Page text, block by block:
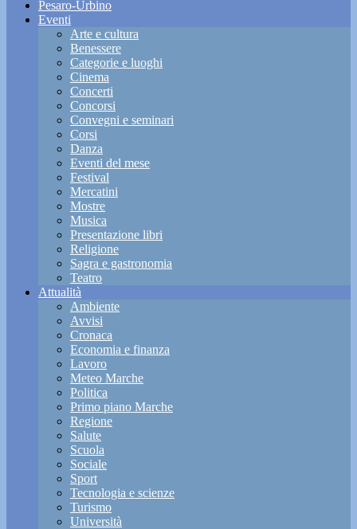
Pesaro-Urbino
Eventi
Arte e cultura
Benessere
Categorie e luoghi
Cinema
Concerti
Concorsi
Convegni e seminari
Corsi
Danza
Eventi del mese
Festival
Mercatini
Mostre
Musica
Presentazione libri
Religione
Sagra e gastronomia
Teatro
Attualità
Ambiente
Avvisi
Cronaca
Economia e finanza
Lavoro
Meteo Marche
Politica
Primo piano Marche
Regione
Salute
Scuola
Sociale
Sport
Tecnologia e scienze
Turismo
Università